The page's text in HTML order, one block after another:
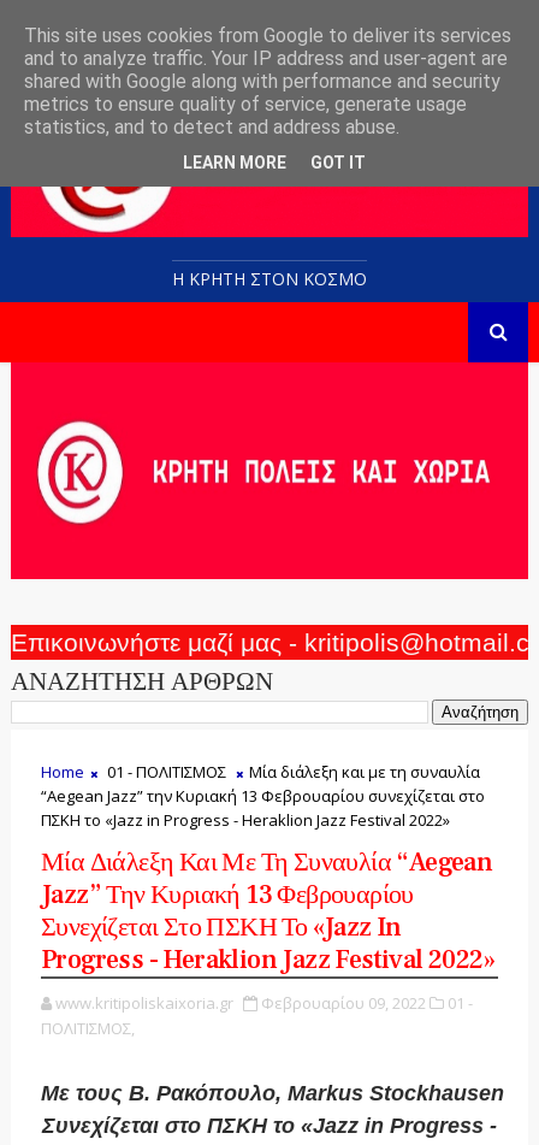
Η ΚΡΗΤΗ ΣΤΟN KOΣΜΟ
Επικοινωνήστε μαζί μας -
ΑΝΑΖΗΤΗΣΗ ΑΡΘΡΩΝ
Home 01 - ΠΟΛΙΤΙΣΜΟΣ
Μία διάλεξη και με τη συναυλία
“Aegean Jazz” την Κυριακή 13 Φεβρουαρίου συνεχίζεται στο
ΠΣΚΗ το «Jazz in Progress - Heraklion Jazz Festival 2022»
Μία Διάλεξη Και Με Τη Συναυλία “Aegean
Jazz” Την Κυριακή 13 Φεβρουαρίου
Συνεχίζεται Στο ΠΣΚΗ Το «Jazz In
Progress - Heraklion Jazz Festival 2022»
www.kritipoliskaixoria.gr Φεβρουαρίου 09, 2022
01 -
ΠΟΛΙΤΙΣΜΟΣ,
Με τους Β. Ρακόπουλο, Markus Stockhausen
Συνεχίζεται στο ΠΣΚΗ το «Jazz in Progress -
This site uses cookies from Google to deliver its services
and to analyze traffic. Your IP address and user-agent are
shared with Google along with performance and security
metrics to ensure quality of service, generate usage
statistics, and to detect and address abuse.
LEARN MORE GOT IT